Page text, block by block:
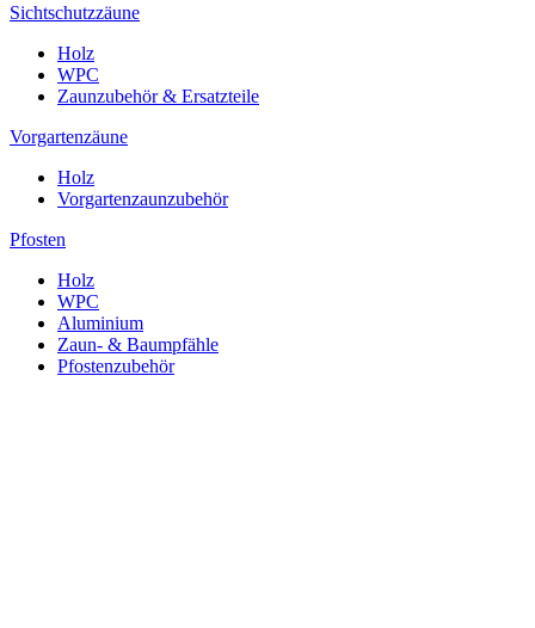
Sichtschutzzäune
Holz
WPC
Zaunzubehör & Ersatzteile
Vorgartenzäune
Holz
Vorgartenzaunzubehör
Pfosten
Holz
WPC
Aluminium
Zaun- & Baumpfähle
Pfostenzubehör